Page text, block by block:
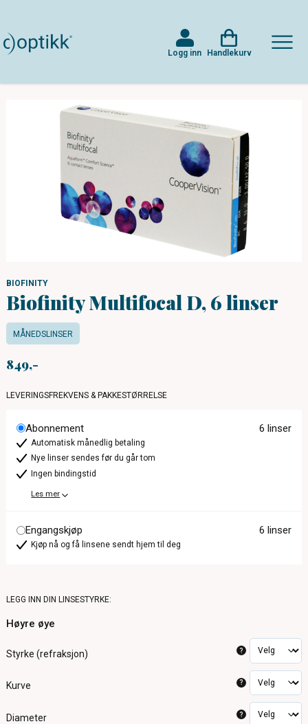
Logg inn Handlekurv
BIOFINITY
Biofinity Multifocal D, 6 linser
MÅNEDSLINSER
849
LEVERINGSFREKVENS & PAKKESTØRRELSE
Abonnement 6 linser
Automatisk månedlig betaling
Nye linser sendes før du går tom
Ingen bindingstid
Les mer
Engangskjøp 6 linser
Kjøp nå og få linsene sendt hjem til deg
LEGG INN DIN LINSESTYRKE:
Høyre øye
Styrke (refraksjon) ?
Kurve ?
Diameter ?